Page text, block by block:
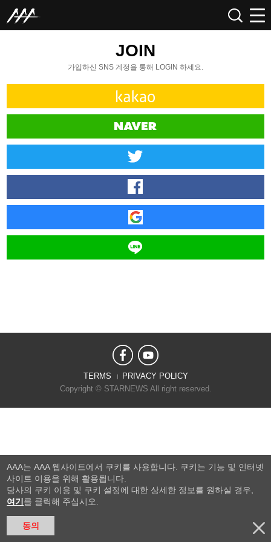
JOIN
가입하신 SNS 계정을 통해 LOGIN 하세요.
TERMS
PRIVACY POLICY
Copyright © STARNEWS All right reserved.
AAA는 AAA 웹사이트에서 쿠키를 사용합니다. 쿠키는 기능 및 인터넷
사이트 이용을 위해 활용됩니다.
당사의 쿠키 이용 및 쿠키 설정에 대한 상세한 정보를 원하실 경우,
여기 를 클릭해 주십시오.
동의